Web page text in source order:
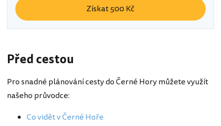
Získat 500 Kč
Před cestou
Pro snadné plánování cesty do Černé Hory můžete využít
našeho průvodce:
Co vidět v Černé Hoře